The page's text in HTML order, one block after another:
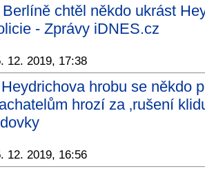
chtěl někdo ukrást
- Zprávy iDNES.cz
12. 2019, 17:38
hrobu se někdo
hrozí za ‚rušení
12. 2019, 16:56